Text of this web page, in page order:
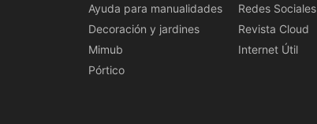
Ayuda para manualidades
Decoración y jardines
Mimub
Pórtico
Redes Sociales
Revista Cloud
Internet Útil